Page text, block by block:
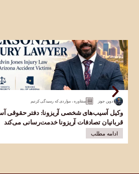
ادوین جونز مشاوره،مواردی که رسیدگی کردیم
وکیل آسیب‌های شخصی آریزونا: دفتر حقوقی
قربانیان تصادفات آریزونا خدمت‌رسانی می‌کند
ادامه مطلب